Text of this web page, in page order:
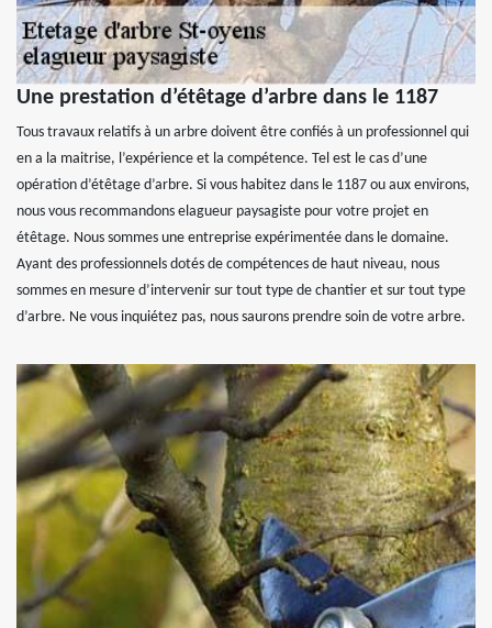
Une prestation d’étêtage d’arbre dans le 1187
Tous travaux relatifs à un arbre doivent être confiés à un professionnel qui
en a la maitrise, l’expérience et la compétence. Tel est le cas d’une
opération d’étêtage d’arbre. Si vous habitez dans le 1187 ou aux environs,
nous vous recommandons elagueur paysagiste pour votre projet en
étêtage. Nous sommes une entreprise expérimentée dans le domaine.
Ayant des professionnels dotés de compétences de haut niveau, nous
sommes en mesure d’intervenir sur tout type de chantier et sur tout type
d’arbre. Ne vous inquiétez pas, nous saurons prendre soin de votre arbre.